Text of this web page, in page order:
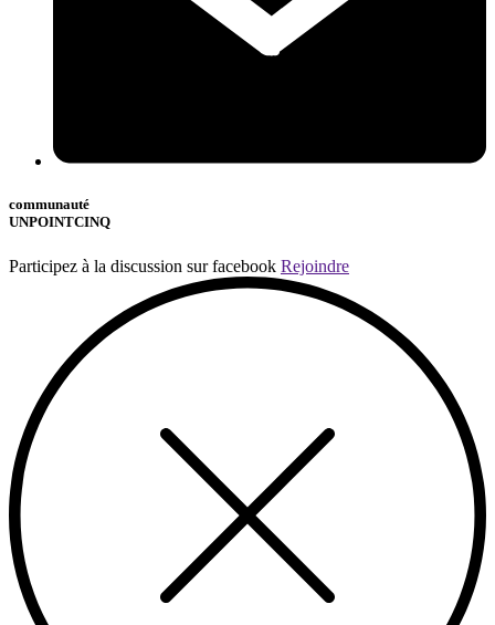
communauté
UNPOINTCINQ
Participez à la discussion sur facebook Rejoindre